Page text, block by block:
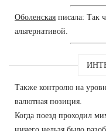
Оболенская писала: Так
альтернативой.
Также контролю на
валютная позиция.
Когда поезд проходил